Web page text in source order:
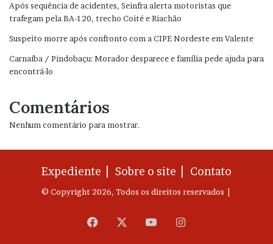
Após sequência de acidentes, Seinfra alerta motoristas que
trafegam pela BA-120, trecho Coité e Riachão
Suspeito morre após confronto com a CIPE Nordeste em Valente
Carnaíba / Pindobaçu: Morador desparece e família pede ajuda para
encontrá-lo
Comentários
Nenhum comentário para mostrar.
Expediente | Sobre o site | Contato
© Copyright 2026, Todos os direitos reservados |
Facebook YouTubeInstagram